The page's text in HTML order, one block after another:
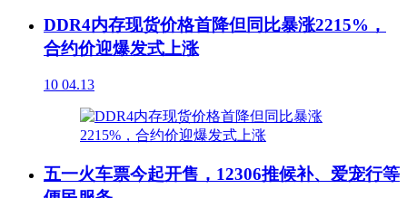
DDR4内存现货价格首降但同比暴涨2215%，
合约价迎爆发式上涨
10 04.13
五一火车票今起开售，12306推候补、爱宠行等